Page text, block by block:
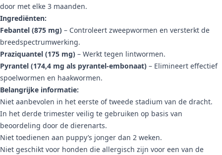
door met elke 3 maanden.
Ingrediënten:
Febantel (875 mg) – Controleert zweepwormen en versterkt de
breedspectrumwerking.
Praziquantel (175 mg) – Werkt tegen lintwormen.
Pyrantel (174,4 mg als pyrantel-embonaat) – Elimineert effectief
spoelwormen en haakwormen.
Belangrijke informatie:
Niet aanbevolen in het eerste of tweede stadium van de dracht.
In het derde trimester veilig te gebruiken op basis van
beoordeling door de dierenarts.
Niet toedienen aan puppy’s jonger dan 2 weken.
Niet geschikt voor honden die allergisch zijn voor een van de